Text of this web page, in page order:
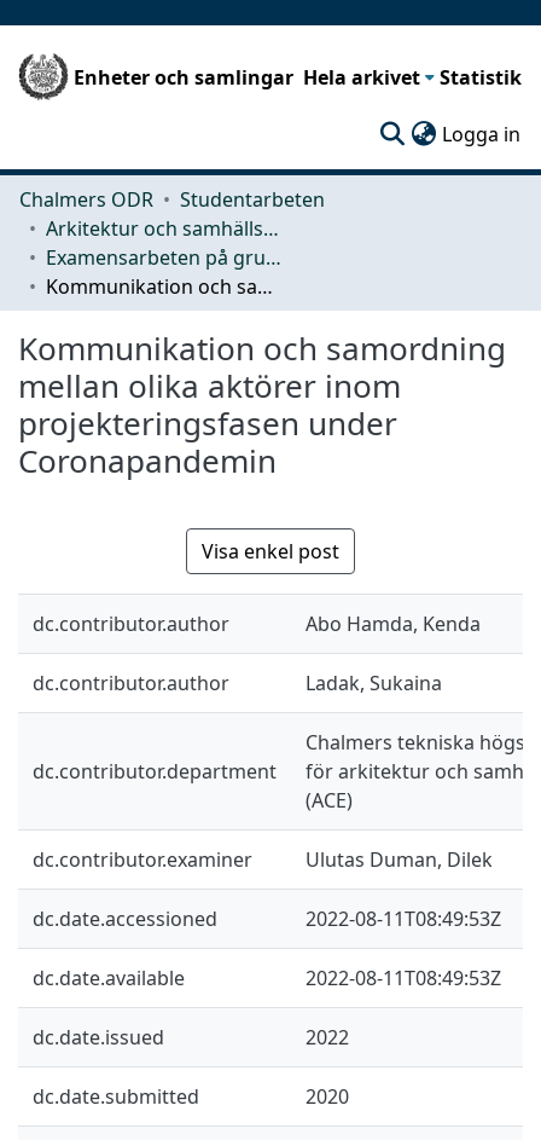
Enheter och samlingar Hela arkivet Statistik
Logga in
Chalmers ODR
Studentarbeten
Arkitektur och samhällsbyggnadsteknik (ACE)
Examensarbeten på grundnivå
Kommunikation och samordning mellan olika aktörer inom projekteringsfasen under Coronapandemin
Kommunikation och samordning
mellan olika aktörer inom
projekteringsfasen under
Coronapandemin
Visa enkel post
dc.contributor.author Abo Hamda, Kenda
dc.contributor.author Ladak, Sukaina
dc.contributor.department
Chalmers tekniska
för arkitektur och
(ACE)
dc.contributor.examiner Ulutas Duman, Dilek
dc.date.accessioned 2022-08-11T08:49:53Z
dc.date.available 2022-08-11T08:49:53Z
dc.date.issued 2022
dc.date.submitted 2020